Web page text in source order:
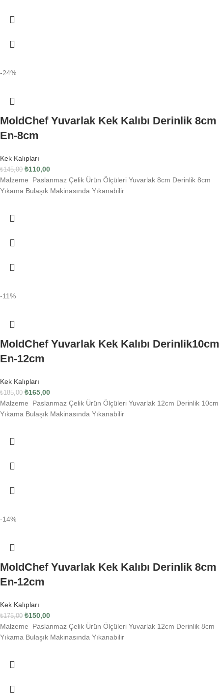
-24%
MoldChef Yuvarlak Kek Kalıbı Derinlik 8cm
En-8cm
Kek Kalıpları
₺145,00 ₺110,00
Malzeme Paslanmaz Çelik Ürün Ölçüleri Yuvarlak 8cm Derinlik 8cm
Yıkama Bulaşık Makinasında Yıkanabilir
-11%
MoldChef Yuvarlak Kek Kalıbı Derinlik10cm
En-12cm
Kek Kalıpları
₺185,00 ₺165,00
Malzeme Paslanmaz Çelik Ürün Ölçüleri Yuvarlak 12cm Derinlik 10cm
Yıkama Bulaşık Makinasında Yıkanabilir
-14%
MoldChef Yuvarlak Kek Kalıbı Derinlik 8cm
En-12cm
Kek Kalıpları
₺175,00 ₺150,00
Malzeme Paslanmaz Çelik Ürün Ölçüleri Yuvarlak 12cm Derinlik 8cm
Yıkama Bulaşık Makinasında Yıkanabilir